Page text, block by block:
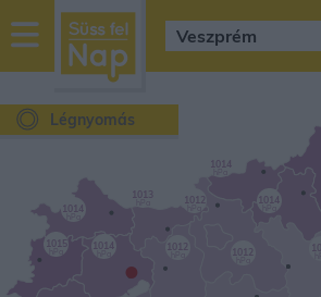
sussfelnap.hu
időjárás
Légnyomás
• 1012
1014
1014
1014
1012
1015
1013 1012
1014